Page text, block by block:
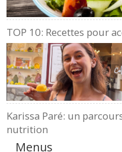
TOP 10: Recettes pour
Karissa Paré: un
nutrition
Menus